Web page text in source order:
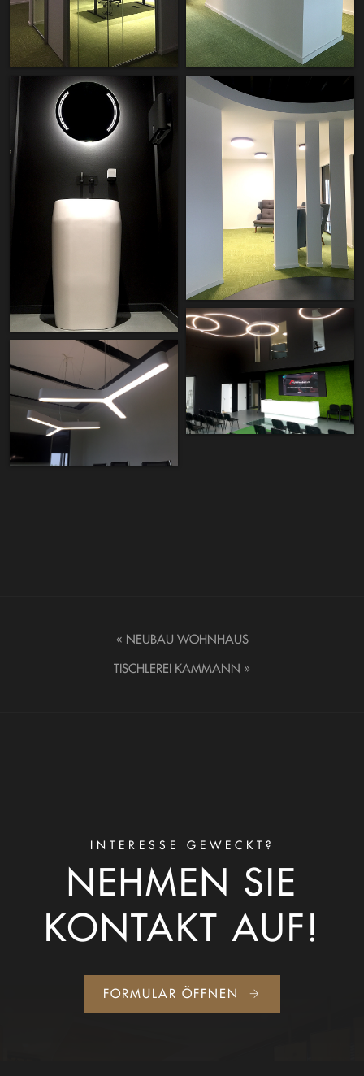
« NEUBAU WOHNHAUS
TISCHLEREI KAMMANN »
INTERESSE GEWECKT?
NEHMEN SIE
KONTAKT AUF!
FORMULAR ÖFFNEN